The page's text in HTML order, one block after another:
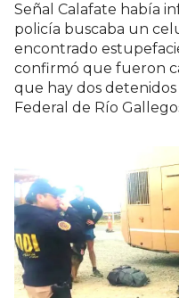
Señal Calafate había
policía buscaba un
encontrado
confirmó que fueron
que hay dos
Federal de Río